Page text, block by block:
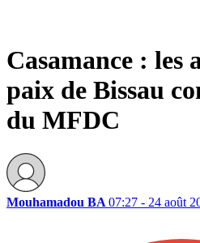
Casamance : les
paix de Bissau
du MFDC
Mouhamadou BA 07:27 - 24 août